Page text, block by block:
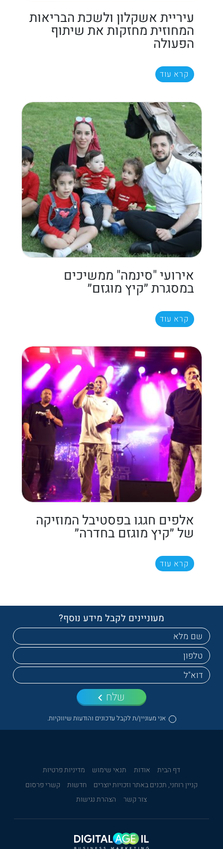
עיריית אשקלון ולשכת הבריאות
המחוזית מחזקות את שיתוף
הפעולה
קרא עוד
אירועי "סינמה" ממשיכים
במסגרת ״קיץ מוגזם״
קרא עוד
אלפים חגגו בפסטיבל המוזיקה
של ״קיץ מוגזם בחדרה״
קרא עוד
מעוניינים לקבל מידע נוסף?
אני מעוניין/ת לקבל עדכונים והודעות שיווקיות.
שלח
דף הבית אודות תנאי שימוש
מדיניות פרטיות
קניין רוחני, תכנים באתר וזכויות יוצרים
חדשות
קשרי פרסום
צור קשר
הצהרת נגישות